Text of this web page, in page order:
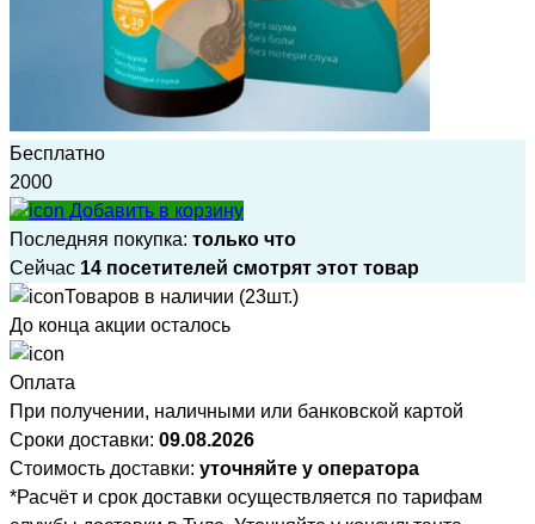
Бесплатно
2000
Добавить в корзину
Последняя покупка: только что
Сейчас 14 посетителей смотрят этот товар
Товаров в наличии (23шт.)
До конца акции осталось
Оплата
При получении, наличными или банковской картой
Сроки доставки: 09.08.2026
Стоимость доставки: уточняйте у оператора
*Расчёт и срок доставки осуществляется по тарифам